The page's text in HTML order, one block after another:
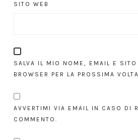
SITO WEB
SALVA IL MIO NOME, EMAIL E
BROWSER PER LA PROSSIMA
AVVERTIMI VIA EMAIL IN CASO DI
COMMENTO.